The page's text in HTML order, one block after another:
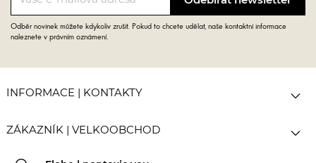
Odběr novinek můžete kdykoliv zrušit. Pokud to chcete udělat, naše kontaktní informace
naleznete v právním oznámení.
INFORMACE | KONTAKTY 
ZÁKAZNÍK | VELKOOBCHOD 